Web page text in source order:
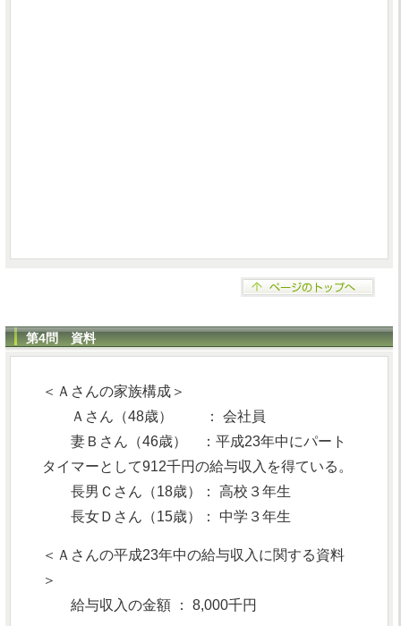
第4問 資料
＜Ａさんの家族構成＞
Ａさん（48歳） ： 会社員
妻Ｂさん（46歳） ：平成23年中にパート
タイマーとして912千円の給与収入を得ている。
長男Ｃさん（18歳）： 高校３年生
長女Ｄさん（15歳）： 中学３年生
＜Ａさんの平成23年中の給与収入に関する資料
＞
給与収入の金額 ： 8,000千円